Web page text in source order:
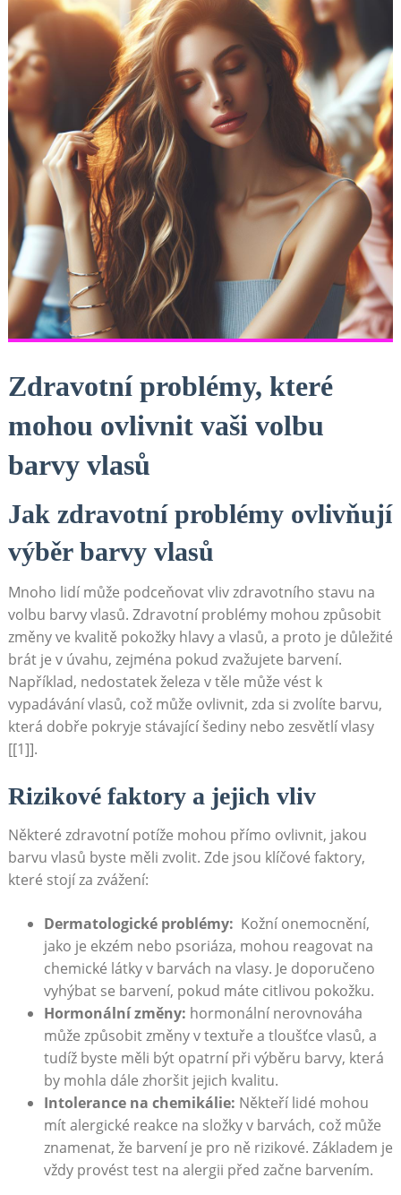
Zdravotní problémy,⁣ které
mohou ovlivnit⁣ vaši⁢ volbu
barvy ​vlasů
Jak zdravotní problémy ovlivňují
⁤výběr​ barvy vlasů
Mnoho lidí může podceňovat ​vliv zdravotního stavu na
volbu barvy vlasů. ⁣Zdravotní problémy mohou způsobit
změny ve kvalitě pokožky ⁢hlavy a vlasů, a proto ⁤je důležité
‌brát je v ⁣úvahu, zejména pokud zvažujete⁢ barvení.
Například, nedostatek železa v​ těle může vést k⁢
vypadávání vlasů, což může ovlivnit, ‌zda si ⁣zvolíte barvu,
která dobře pokryje stávající šediny nebo zesvětlí vlasy
[[1]].
Rizikové faktory a jejich ‍vliv
Některé zdravotní potíže mohou přímo‍ ovlivnit, jakou
barvu vlasů byste měli zvolit. Zde jsou klíčové faktory,
které stojí​ za zvážení:
Dermatologické problémy: ⁢ Kožní onemocnění,
jako je ekzém nebo psoriáza, mohou⁣ reagovat na
chemické ‍látky ‍v barvách na vlasy. Je doporučeno
vyhýbat se⁣ barvení, ‌pokud máte citlivou ‍pokožku.
Hormonální změny: hormonální nerovnováha
může způsobit změny ‌v textuře a ‍tloušťce vlasů, a
tudíž ⁣byste měli být opatrní při ​výběru barvy, která‌
by ⁣mohla dále zhoršit jejich​ kvalitu.
Intolerance na‍ chemikálie: Někteří lidé mohou
mít alergické reakce na složky v barvách, což může⁢
znamenat, že barvení ⁤je pro ně ⁣rizikové. Základem je
vždy provést⁢ test na⁣ alergii před začne barvením.